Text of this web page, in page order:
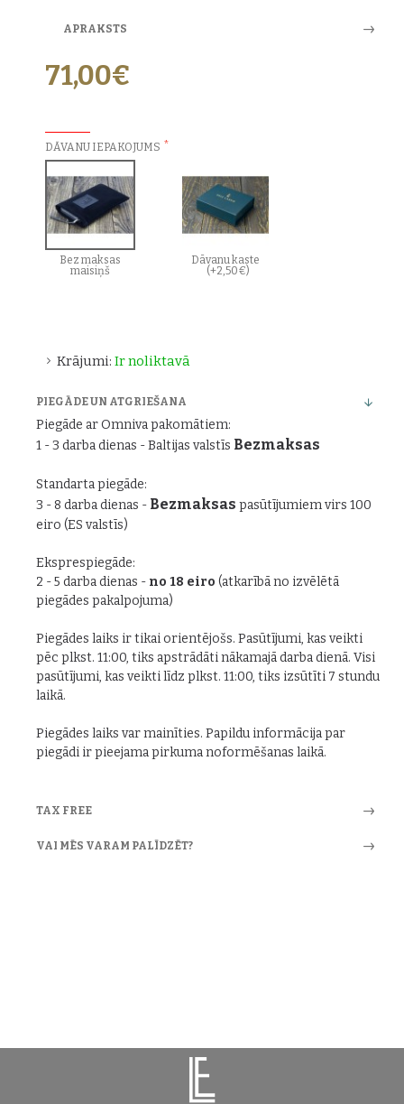
APRAKSTS
Krājumi: Ir noliktavā
71,00€
DĀVANU IEPAKOJUMS
Bez maksas
maisiņš
Dāvanu kaste
(+2,50€)
PIEGĀDE UN ATGRIEŠANA
Piegāde ar Omniva pakomātiem:
1 - 3 darba dienas - Baltijas valstīs Bezmaksas
Standarta piegāde:
3 - 8 darba dienas - Bezmaksas pasūtījumiem virs 100
eiro (ES valstīs)
Eksprespiegāde:
2 - 5 darba dienas - no 18 eiro (atkarībā no izvēlētā
piegādes pakalpojuma)
Piegādes laiks ir tikai orientējošs. Pasūtījumi, kas veikti
pēc plkst. 11:00, tiks apstrādāti nākamajā darba dienā. Visi
pasūtījumi, kas veikti līdz plkst. 11:00, tiks izsūtīti 7 stundu
laikā.
Piegādes laiks var mainīties. Papildu informācija par
piegādi ir pieejama pirkuma noformēšanas laikā.
TAX FREE
VAI MĒS VARAM PALĪDZĒT?